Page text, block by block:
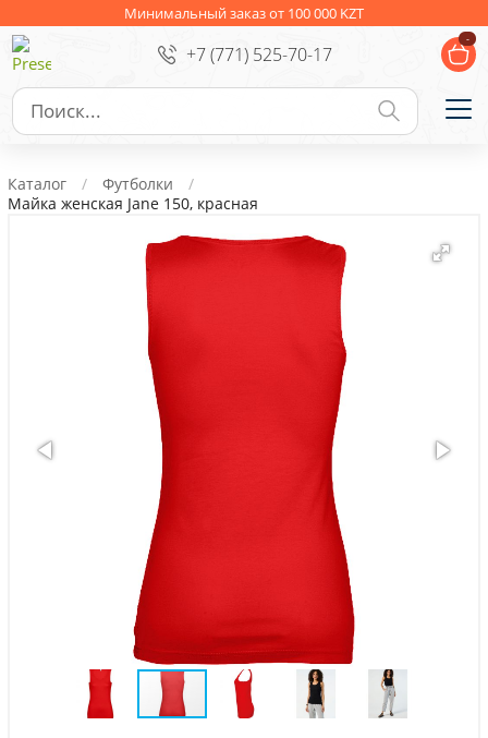
Минимальный заказ от 100 000 KZT
+7 (771) 525-70-17
-
Ежедневники Новогодние подарки
Сувениры к праздникам Упаковка
Личные аксессуары
Деловые подарки
Съедобные подарки с логотипом
Каталог
Футболки
Майка женская Jane 150, красная